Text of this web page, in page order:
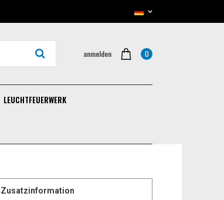
anmelden 0
LEUCHTFEUERWERK
Zusatzinformation